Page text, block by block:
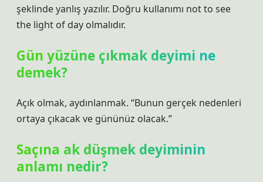
şeklinde yanlış yazılır. Doğru kullanımı not to see
the light of day olmalıdır.
Gün yüzüne çıkmak deyimi ne
demek?
Açık olmak, aydınlanmak. “Bunun gerçek nedenleri
ortaya çıkacak ve gününüz olacak.”
Saçına ak düşmek deyiminin
anlamı nedir?